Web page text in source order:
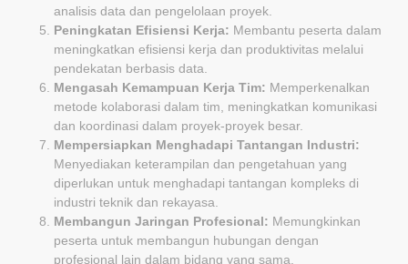
analisis data dan pengelolaan proyek.
Peningkatan Efisiensi Kerja: Membantu peserta dalam
meningkatkan efisiensi kerja dan produktivitas melalui
pendekatan berbasis data.
Mengasah Kemampuan Kerja Tim: Memperkenalkan
metode kolaborasi dalam tim, meningkatkan komunikasi
dan koordinasi dalam proyek-proyek besar.
Mempersiapkan Menghadapi Tantangan Industri:
Menyediakan keterampilan dan pengetahuan yang
diperlukan untuk menghadapi tantangan kompleks di
industri teknik dan rekayasa.
Membangun Jaringan Profesional: Memungkinkan
peserta untuk membangun hubungan dengan
profesional lain dalam bidang yang sama.